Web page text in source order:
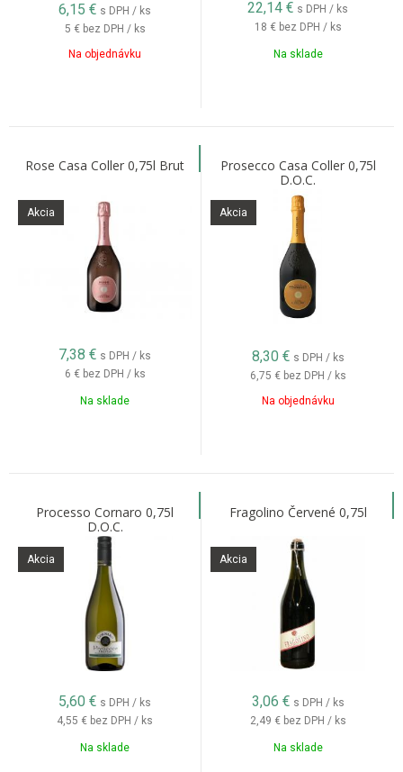
6,15 € s DPH / ks
5 € bez DPH / ks
Na objednávku
22,14 € s DPH / ks
18 € bez DPH / ks
Na sklade
Rose Casa Coller 0,75l Brut
Akcia
7,38 € s DPH / ks
6 € bez DPH / ks
Na sklade
Prosecco Casa Coller 0,75l
D.O.C.
Akcia
8,30 € s DPH / ks
6,75 € bez DPH / ks
Na objednávku
Processo Cornaro 0,75l
D.O.C.
Akcia
5,60 € s DPH / ks
4,55 € bez DPH / ks
Na sklade
Fragolino Červené 0,75l
Akcia
3,06 € s DPH / ks
2,49 € bez DPH / ks
Na sklade